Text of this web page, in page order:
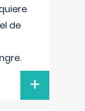
de
+